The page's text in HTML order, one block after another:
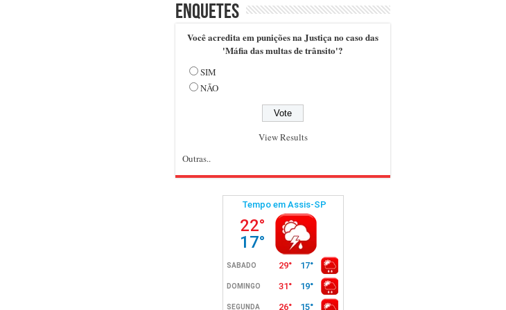
Enquetes
Você acredita em punições na Justiça no caso das
'Máfia das multas de trânsito'?
SIM
NÃO
View Results
Outras..